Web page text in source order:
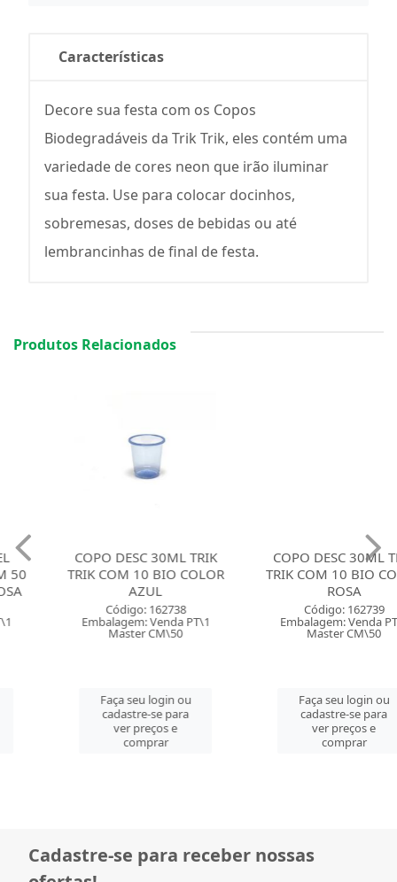
Características
Decore sua festa com os Copos
Biodegradáveis da Trik Trik, eles contém uma
variedade de cores neon que irão iluminar
sua festa. Use para colocar docinhos,
sobremesas, doses de bebidas ou até
lembrancinhas de final de festa.
Produtos Relacionados
COPO DESC 30ML TRIK
TRIK COM 10 BIO COLOR
Código: 162738
Embalagem: Venda PT\1
Master CM\50
Faça seu login ou
cadastre-se para
ver preços e
COPO DESC 30ML TRIK
TRIK COM 10 BIO COLOR
Código: 162739
Embalagem: Venda PT\1
Master CM\50
Faça seu login ou
cadastre-se para
ver preços e
Cadastre-se para receber nossas